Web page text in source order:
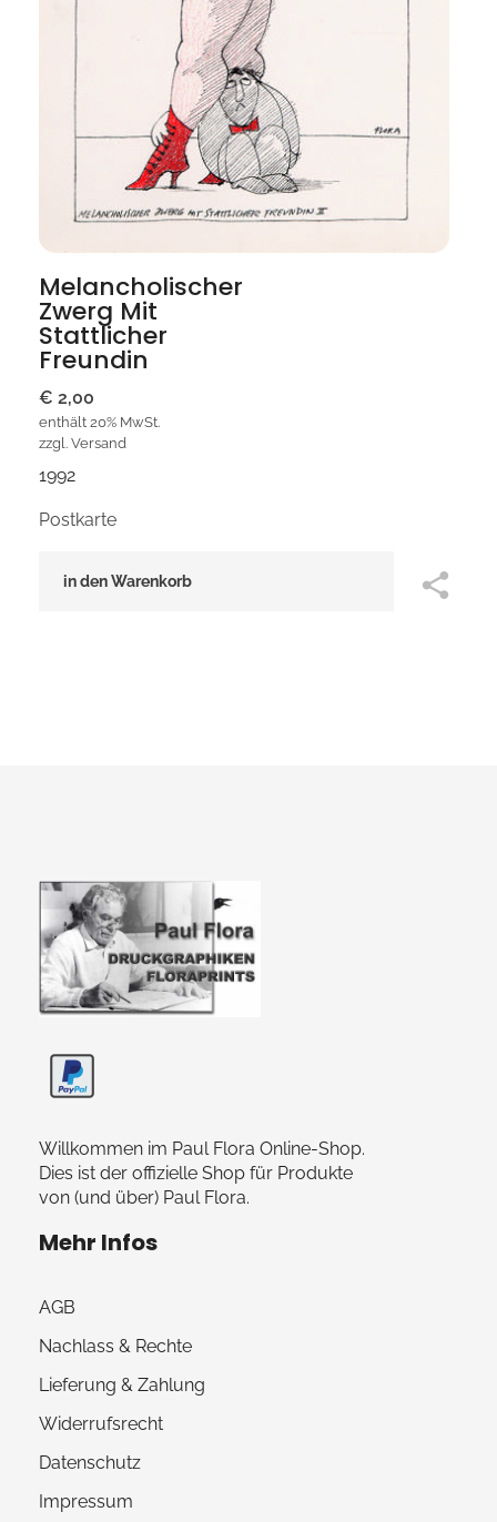
Melancholischer
Zwerg Mit
Stattlicher
Freundin
€ 2,00
enthält 20% MwSt.
zzgl. Versand
1992
Postkarte
in den Warenkorb
Paul Flora Shop
Willkommen im Paul Flora Online-Shop.
Dies ist der offizielle Shop für Produkte
von (und über) Paul Flora.
Mehr Infos
AGB
Nachlass & Rechte
Lieferung & Zahlung
Widerrufsrecht
Datenschutz
Impressum